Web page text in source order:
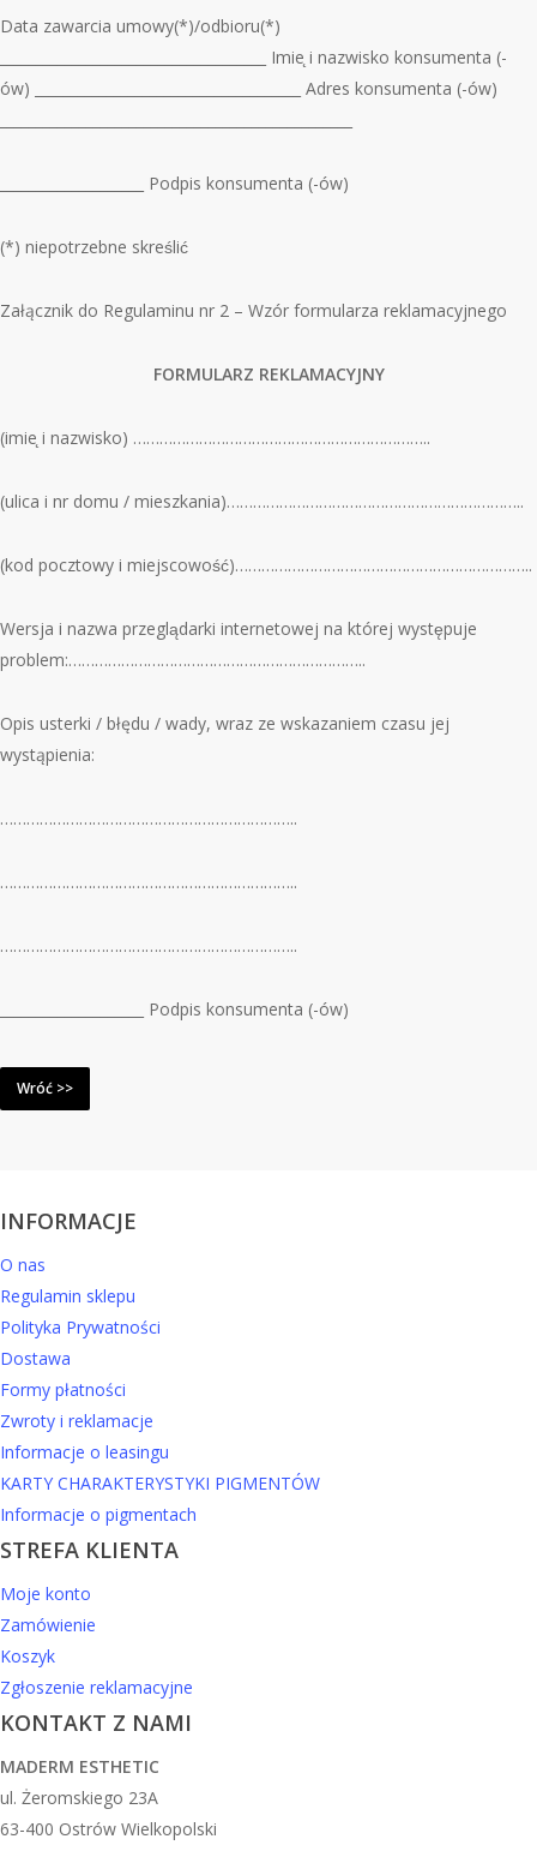
Data zawarcia umowy(*)/odbioru(*)
_____________________________________ Imie ̨ i nazwisko konsumenta (-
ów) _____________________________________ Adres konsumenta (-ów)
____________________ Podpis konsumenta (-ów)
(*) niepotrzebne skreślić
Załącznik do Regulaminu nr 2 – Wzór formularza reklamacyjnego
FORMULARZ REKLAMACYJNY
(imie ̨ i nazwisko) …………………………………………………………..
(ulica i nr domu / mieszkania)…………………………………………………………..
(kod pocztowy i miejscowość)…………………………………………………………..
Wersja i nazwa przeglądarki internetowej na której występuje
problem:…………………………………………………………..
Opis usterki / błędu / wady, wraz ze wskazaniem czasu jej
wystąpienia:
…………………………………………………………..
…………………………………………………………..
…………………………………………………………..
____________________ Podpis konsumenta (-ów)
Wróć >>
INFORMACJE
O nas
Regulamin sklepu
Polityka Prywatności
Dostawa
Formy płatności
Zwroty i reklamacje
Informacje o leasingu
KARTY CHARAKTERYSTYKI PIGMENTÓW
Informacje o pigmentach
STREFA KLIENTA
Moje konto
Zamówienie
Koszyk
Zgłoszenie reklamacyjne
KONTAKT Z NAMI
MADERM ESTHETIC
ul. Żeromskiego 23A
63-400 Ostrów Wielkopolski